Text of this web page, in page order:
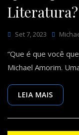
Set 7, 2023
“Que é que você
Michael Amorim.
LEIA MAIS